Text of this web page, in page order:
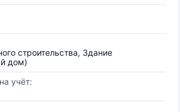
строительства, Здание
дом)
учёт: